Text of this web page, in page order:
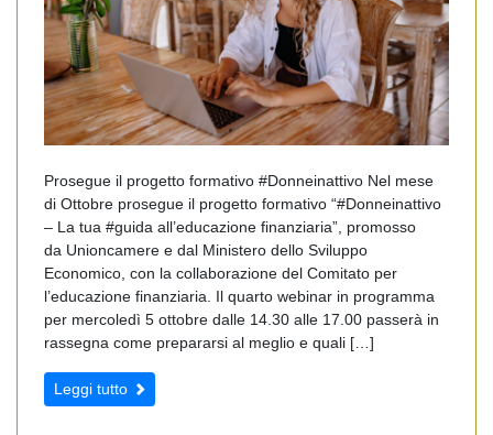
Prosegue il progetto formativo #Donneinattivo Nel mese
di Ottobre prosegue il progetto formativo “#Donneinattivo
– La tua #guida all’educazione finanziaria”, promosso
da Unioncamere e dal Ministero dello Sviluppo
Economico, con la collaborazione del Comitato per
l’educazione finanziaria. Il quarto webinar in programma
per mercoledì 5 ottobre dalle 14.30 alle 17.00 passerà in
rassegna come prepararsi al meglio e quali […]
Leggi tutto